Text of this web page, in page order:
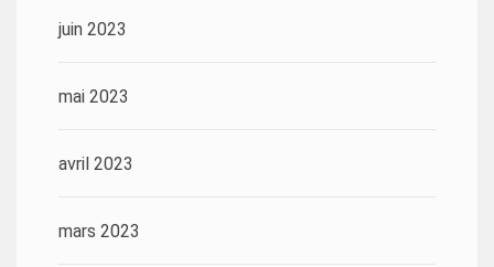
juin 2023
mai 2023
avril 2023
mars 2023